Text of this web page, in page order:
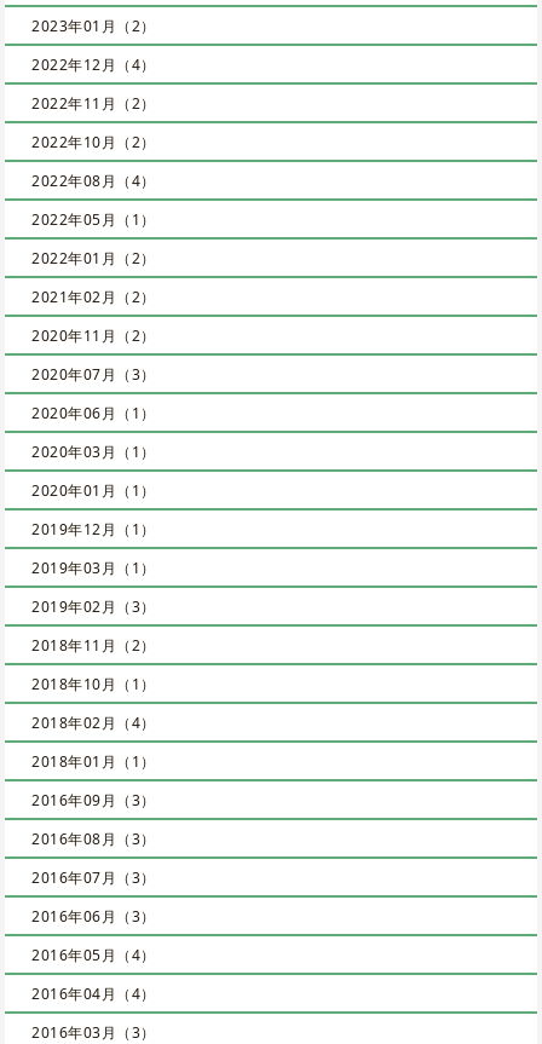
2023年01月（2）
2022年12月（4）
2022年11月（2）
2022年10月（2）
2022年08月（4）
2022年05月（1）
2022年01月（2）
2021年02月（2）
2020年11月（2）
2020年07月（3）
2020年06月（1）
2020年03月（1）
2020年01月（1）
2019年12月（1）
2019年03月（1）
2019年02月（3）
2018年11月（2）
2018年10月（1）
2018年02月（4）
2018年01月（1）
2016年09月（3）
2016年08月（3）
2016年07月（3）
2016年06月（3）
2016年05月（4）
2016年04月（4）
2016年03月（3）